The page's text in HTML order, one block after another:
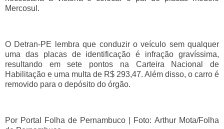
Mercosul.
O Detran-PE lembra que conduzir o veículo sem qualquer
uma das placas de identificação é infração gravíssima,
resultando em sete pontos na Carteira Nacional de
Habilitação e uma multa de R$ 293,47. Além disso, o carro é
removido para o depósito do órgão.
Por Portal Folha de Pernambuco | Foto: Arthur Mota/Folha